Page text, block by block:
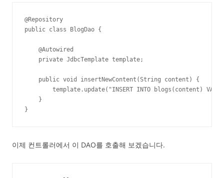
@Repository
public class BlogDao {
    @Autowired
    private JdbcTemplate template;
    public void insertNewContent(String content) {
template.update("INSERT INTO blogs(content)
    }
}
이제 컨트롤러에서 이 DAO를 호출해 보겠습니다.